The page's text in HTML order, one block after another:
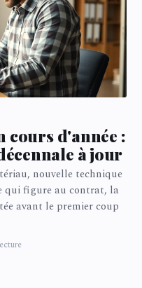
cours d'année :
à jour
nouvelle technique
qui figure au contrat, la
avant le premier coup